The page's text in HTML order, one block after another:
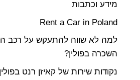
מידע וכתבות
Rent a Car in Poland
למה לא שווה להתעקש על רכב
השכרה בפולין?
נקודות שירות של קאיזן רנט בפולין